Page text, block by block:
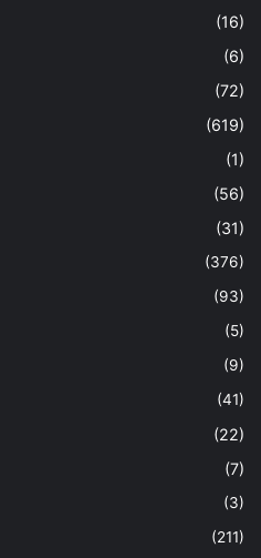
(16)
(6)
(72)
(619)
(1)
(56)
(31)
(376)
(93)
(5)
(9)
(41)
(22)
(7)
(3)
(211)